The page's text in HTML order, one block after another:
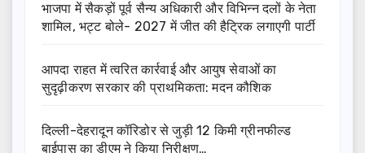
भाजपा में सैकड़ों पूर्व सैन्य अधिकारी और विभिन्न दलों के नेता
शामिल, भट्ट बोले- 2027 में जीत की हैट्रिक लगाएगी पार्टी
आपदा राहत में त्वरित कार्रवाई और आयुष सेवाओं का
सुदृढ़ीकरण सरकार की प्राथमिकता: मदन कौशिक
दिल्ली-देहरादून कॉरिडोर से जुड़ी 12 किमी ग्रीनफील्ड
बाईपास का डीएम ने किया निरीक्षण…